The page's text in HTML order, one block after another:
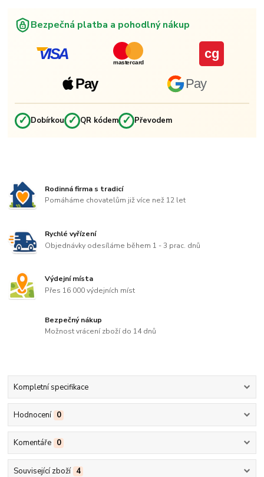
Bezpečná platba a pohodlný nákup
VISA mastercard
Pay Pay
cg
✓ Dobírkou ✓ QR kódem ✓ Převodem
Rodinná firma s tradicí
Pomáháme chovatelům již více než 12 let
Rychlé vyřízení
Objednávky odesíláme během 1 - 3 prac. dnů
Výdejní místa
Přes 16 000 výdejních míst
Bezpečný nákup
Možnost vrácení zboží do 14 dnů
Kompletní specifikace
Hodnocení 0
Komentáře 0
Související zboží 4